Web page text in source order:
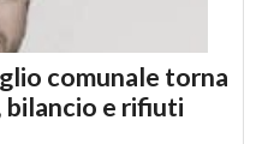
comunale torna
bilancio e rifiuti